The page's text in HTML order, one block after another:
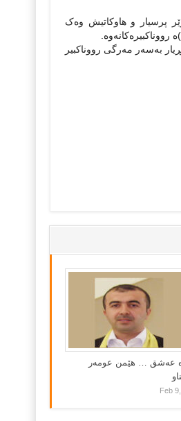
پرسیار و هاوکاتیش وه‌ک
به‌سه‌ر مه‌رگی رووناکبیر
عه‌شق … هێمن عومه‌ر
Feb